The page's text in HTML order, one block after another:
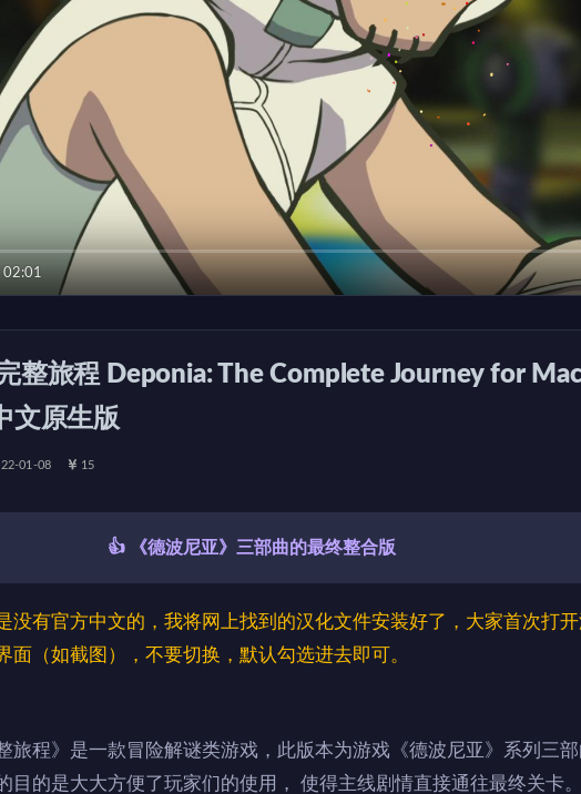
02:01
整旅程 Deponia: The Complete Journey for
文原生版
01-08 15
👍 《德波尼亚》三部曲的最终整合版
没有官方中文的，我将网上找到的汉化文件安装好了，大家首次打
面（如截图），不要切换，默认勾选进去即可。
旅程》是一款冒险解谜类游戏，此版本为游戏《德波尼亚》系列三
目的是大大方便了玩家们的使用， 使得主线剧情直接通往最终关卡。